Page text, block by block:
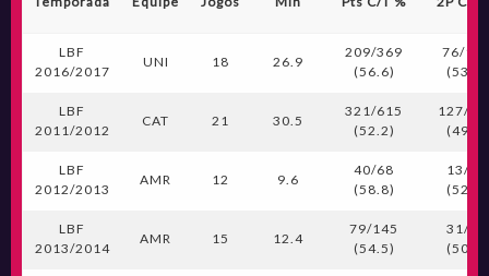
LBF
2016/2017
UNI 18 26.9
209/369
(56.6)
76/
(53.9)
LBF
2011/2012
CAT 21 30.5
321/615
(52.2)
127/
(49.8)
LBF
2012/2013
AMR 12 9.6
40/68
(58.8)
13/25
(52.0)
LBF
2013/2014
AMR 15 12.4
79/145
(54.5)
31/61
(50.8)